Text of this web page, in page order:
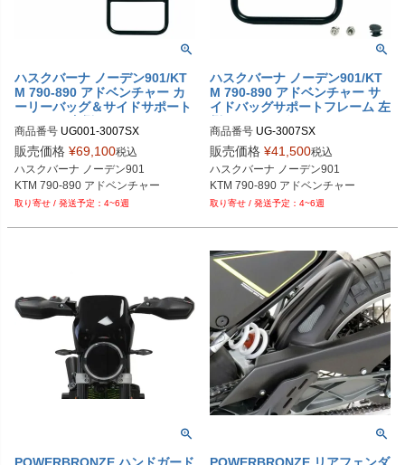
ハスクバーナ ノーデン901/KT
M 790-890 アドベンチャー カ
ーリーバッグ＆サイドサポート
ガレージ
商品番号 UG001-3007SX
UG001+3007SX
販売価格 ¥69,100税込
ハスクバーナ ノーデン901
4~6週
ハスクバーナ ノーデン901/KT
M 790-890 アドベンチャー サ
イドバッグサポートフレーム 左
商品番号 UG-3007SX
3007SX
販売価格 ¥41,500税込
ハスクバーナ ノーデン901
KTM 790-890 アドベンチャー
4~6週